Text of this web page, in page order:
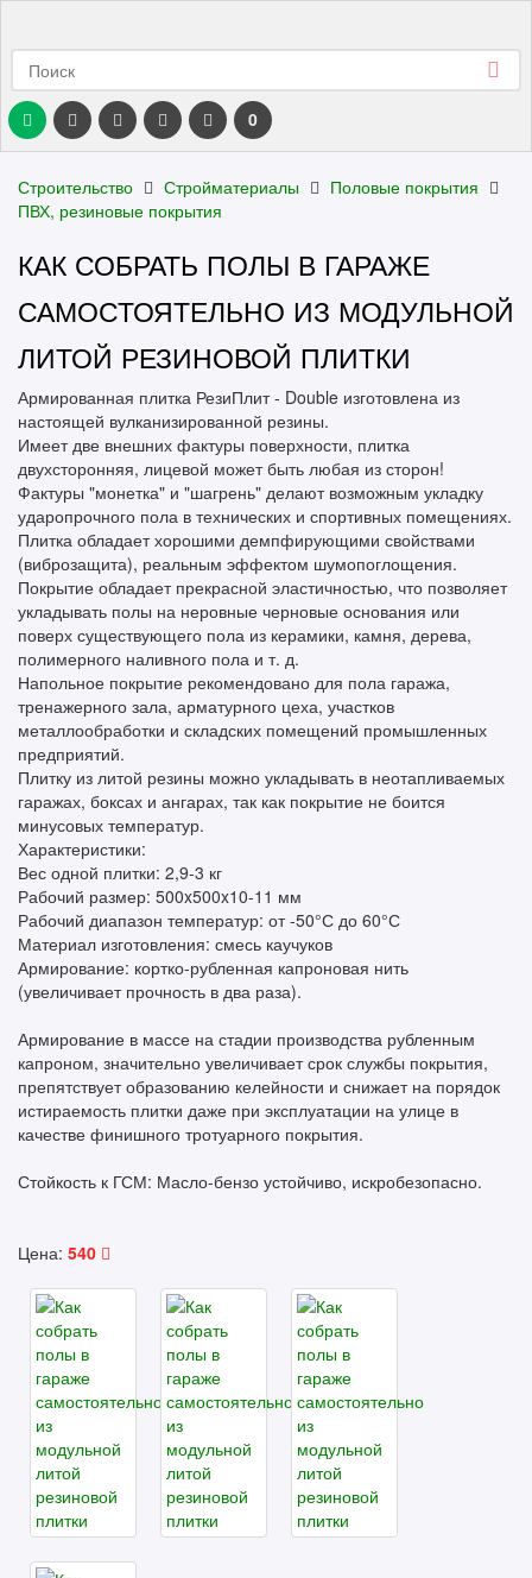
0
Строительство Стройматериалы
Половые покрытия
ПВХ, резиновые покрытия
КАК СОБРАТЬ ПОЛЫ В ГАРАЖЕ
САМОСТОЯТЕЛЬНО ИЗ МОДУЛЬНОЙ
ЛИТОЙ РЕЗИНОВОЙ ПЛИТКИ
Армированная плитка РезиПлит - Double изготовлена из
настоящей вулканизированной резины.
Имеет две внешних фактуры поверхности, плитка
двухсторонняя, лицевой может быть любая из сторон!
Фактуры "монетка" и "шагрень" делают возможным укладку
ударопрочного пола в технических и спортивных помещениях.
Плитка обладает хорошими демпфирующими свойствами
(виброзащита), реальным эффектом шумопоглощения.
Покрытие обладает прекрасной эластичностью, что позволяет
укладывать полы на неровные черновые основания или
поверх существующего пола из керамики, камня, дерева,
полимерного наливного пола и т. д.
Напольное покрытие рекомендовано для пола гаража,
тренажерного зала, арматурного цеха, участков
металлообработки и складских помещений промышленных
предприятий.
Плитку из литой резины можно укладывать в неотапливаемых
гаражах, боксах и ангарах, так как покрытие не боится
минусовых температур.
Характеристики:
Вес одной плитки: 2,9-3 кг
Рабочий размер: 500x500x10-11 мм
Рабочий диапазон температур: от -50°С до 60°С
Материал изготовления: смесь каучуков
Армирование: кортко-рубленная капроновая нить
(увеличивает прочность в два раза).
Армирование в массе на стадии производства рубленным
капроном, значительно увеличивает срок службы покрытия,
препятствует образованию келейности и снижает на порядок
истираемость плитки даже при эксплуатации на улице в
качестве финишного тротуарного покрытия.
Стойкость к ГСМ: Масло-бензо устойчиво, искробезопасно.
Цена: 540